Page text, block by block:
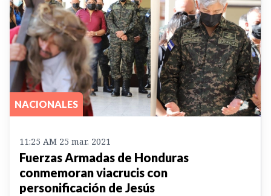
NACIONALES
11:25 AM 25 mar. 2021
Fuerzas Armadas de Honduras
conmemoran viacrucis con
personificación de Jesús